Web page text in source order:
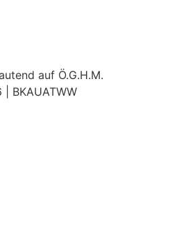
auf Ö.G.H.M.
| BKAUATWW